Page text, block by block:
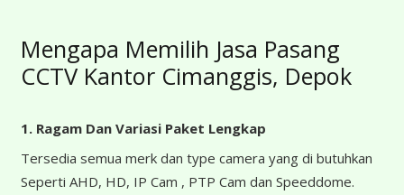
Mengapa Memilih Jasa Pasang
CCTV Kantor Cimanggis, Depok
1. Ragam Dan Variasi Paket Lengkap
Tersedia semua merk dan type camera yang di butuhkan
Seperti AHD, HD, IP Cam , PTP Cam dan Speeddome.